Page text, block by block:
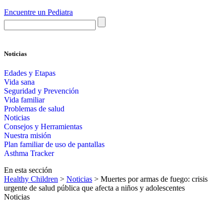
Encuentre un Pediatra
Noticias
Edades y Etapas
Vida sana
Seguridad y Prevención
Vida familiar
Problemas de salud
Noticias
Consejos y Herramientas
Nuestra misión
Plan familiar de uso de pantallas​​
Asthma Tracker
En esta sección
Healthy Children > Noticias > Muertes por armas de fuego: crisis
urgente de salud pública que afecta a niños y adolescentes
Noticias